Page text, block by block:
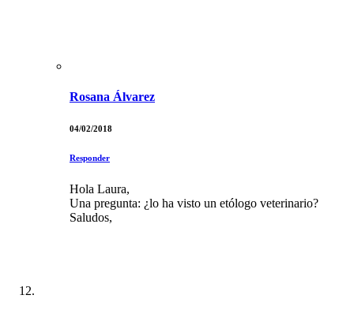
Rosana Álvarez
04/02/2018
Responder
Hola Laura,
Una pregunta: ¿lo ha visto un etólogo veterinario?
Saludos,